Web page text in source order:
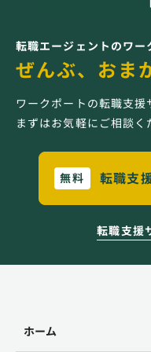
転職エージェントのワー
ぜんぶ、おま
ワークポートの転職支援
まずはお気軽にご相談く
無料 転職支
転職支援
ホーム